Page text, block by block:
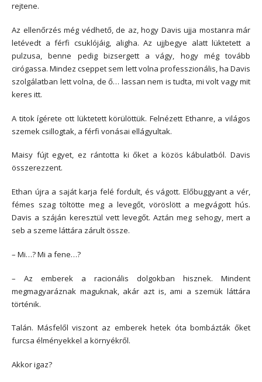
rejtene.
Az ellenőrzés még védhető, de az, hogy Davis ujja mostanra már
letévedt a férfi csuklójáig, aligha. Az ujjbegye alatt lüktetett a
pulzusa, benne pedig bizsergett a vágy, hogy még tovább
cirógassa. Mindez cseppet sem lett volna professzionális, ha Davis
szolgálatban lett volna, de ő… lassan nem is tudta, mi volt vagy mit
keres itt.
A titok ígérete ott lüktetett körülöttük. Felnézett Ethanre, a világos
szemek csillogtak, a férfi vonásai ellágyultak.
Maisy fújt egyet, ez rántotta ki őket a közös kábulatból. Davis
összerezzent.
Ethan újra a saját karja felé fordult, és vágott. Előbuggyant a vér,
fémes szag töltötte meg a levegőt, vöröslött a megvágott hús.
Davis a száján keresztül vett levegőt. Aztán meg sehogy, mert a
seb a szeme láttára zárult össze.
– Mi…? Mi a fene…?
– Az emberek a racionális dolgokban hisznek. Mindent
megmagyaráznak maguknak, akár azt is, ami a szemük láttára
történik.
Talán. Másfelől viszont az emberek hetek óta bombázták őket
furcsa élményekkel a környékről.
Akkor igaz?